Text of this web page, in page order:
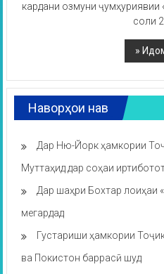
кардани озмуни
соли
Наворҳои нав
Дар Ню-Йорк ҳамкории
Муттаҳид дар соҳаи
Дар шаҳри Бохтар лоиҳаи
мегардад
Густариши ҳамкории
ва Покистон баррасӣ шуд